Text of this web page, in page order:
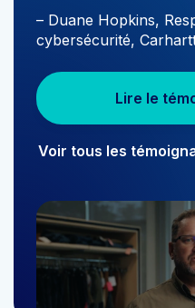
– Duane Hopkins,
cybersécurité,
Lire le
Voir tous les